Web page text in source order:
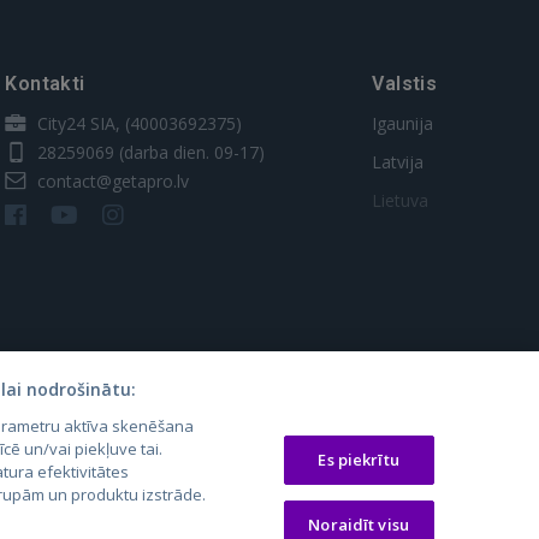
Kontakti
City24 SIA, (40003692375)
28259069 (darba dien. 09-17)
contact@getapro.lv
Valstis
Igaunija
Latvija
Lietuva
auto24.ee
KV.ee
Osta.ee
KuldneBörs.ee
nodrošinātu:
aktīva skenēšana
un/vai piekļuve tai.
efektivitātes
un produktu izstrāde.
Es piekrītu
Noraidīt visu